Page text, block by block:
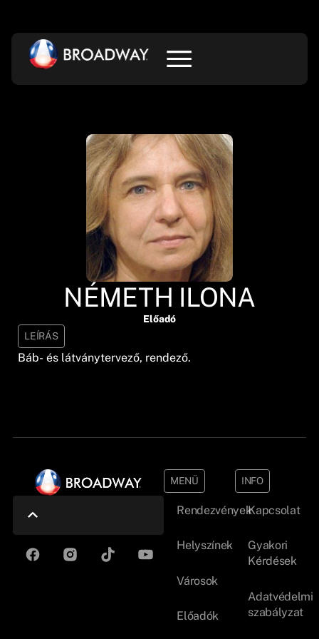
NÉMETH ILONA
Előadó
LEÍRÁS
Báb- és látványtervező, rendező.
MENÜ
Rendezvények
Helyszínek
Városok
Előadók
INFO
Kapcsolat
Gyakori
Kérdések
Adatvédelmi
szabályzat